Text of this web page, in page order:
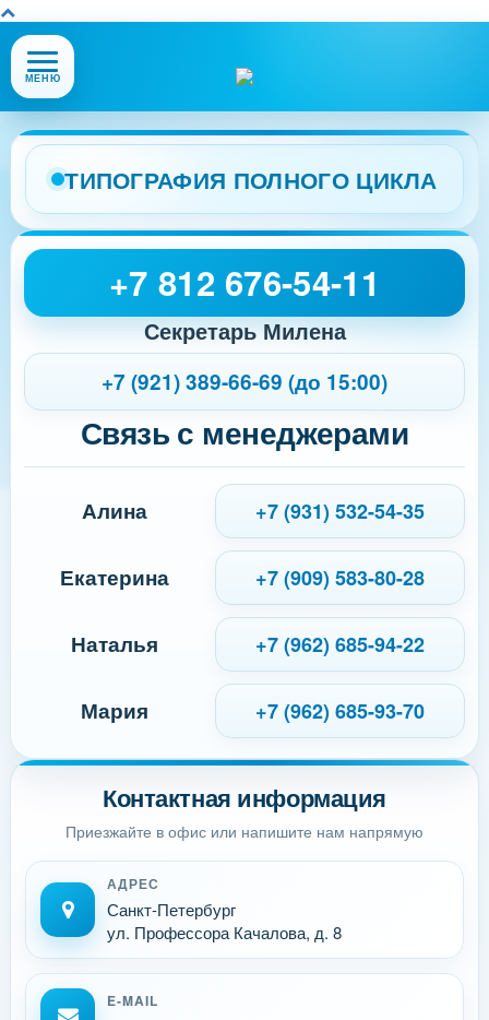
Открыть
или
меню
сайта
МЕНЮ
ТИПОГРАФИЯ ПОЛНОГО ЦИКЛА
Контактная информация
Приезжайте в офис или напишите нам напрямую
АДРЕС
Санкт-Петербург
ул. Профессора Качалова, д. 8
E-MAIL
+7 812 676-54-11
Секретарь Милена
+7 (921) 389-66-69 (до 15:00)
Связь с менеджерами
Алина +7 (931) 532-54-35
Екатерина +7 (909) 583-80-28
Наталья +7 (962) 685-94-22
Мария +7 (962) 685-93-70